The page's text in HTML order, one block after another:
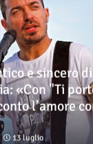
e sincero di
«Con "Ti
l’amore
13 luglio